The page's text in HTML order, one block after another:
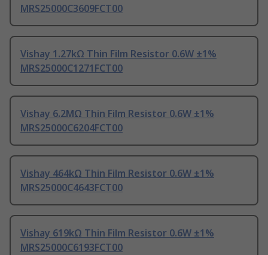
MRS25000C3609FCT00
Vishay 1.27kΩ Thin Film Resistor 0.6W ±1%
MRS25000C1271FCT00
Vishay 6.2MΩ Thin Film Resistor 0.6W ±1%
MRS25000C6204FCT00
Vishay 464kΩ Thin Film Resistor 0.6W ±1%
MRS25000C4643FCT00
Vishay 619kΩ Thin Film Resistor 0.6W ±1%
MRS25000C6193FCT00